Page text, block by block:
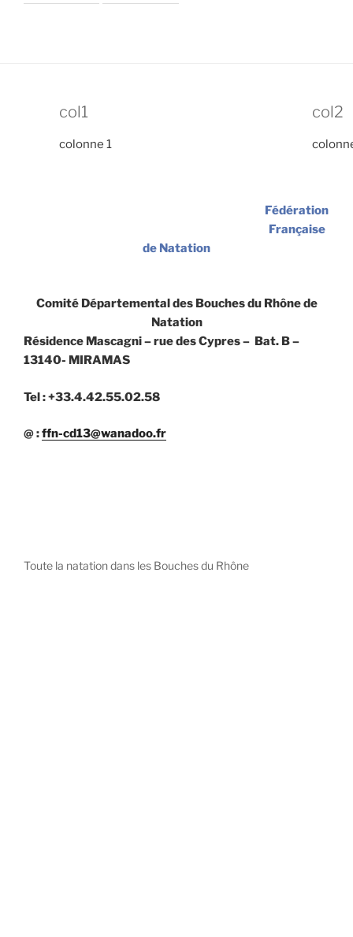
col1
colonne 1
col2
Fédération
Française
de Natation
Comité Départemental des Bouches du Rhône de
Natation
Résidence Mascagni – rue des Cypres – Bat. B –
13140- MIRAMAS
Tel : +33.4.42.55.02.58
@ :ffn-cd13@wanadoo.fr
Toute la natation dans les Bouches du Rhône